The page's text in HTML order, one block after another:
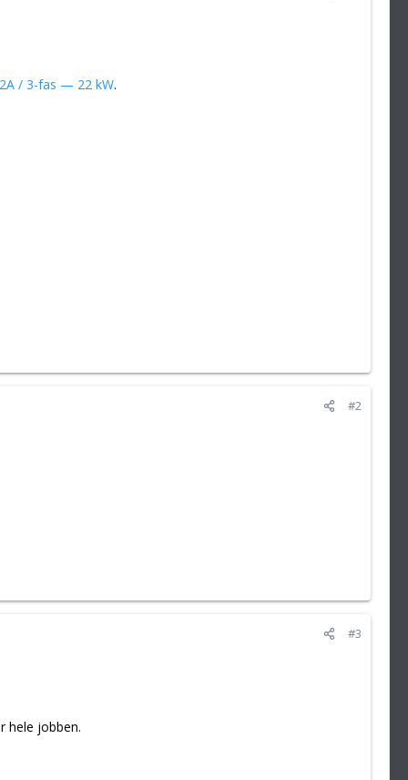
/ 3-fas — 22 kW.
#2
#3
hele jobben.